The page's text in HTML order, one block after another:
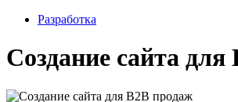
Разработка
Создание сайта